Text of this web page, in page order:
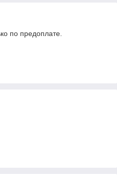
по предоплате.